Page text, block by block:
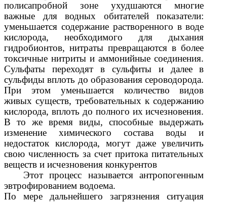
полисапробной зоне ухудшаются многие
важные для водных обитателей показатели:
уменьшается содержание растворенного в воде
кислорода, необходимого для дыхания
гидробионтов, нитраты превращаются в более
токсичные нитриты и аммонийные соединения.
Сульфаты переходят в сульфиты и далее в
сульфиды вплоть до образования сероводорода.
При этом уменьшается количество видов
живых существ, требовательных к содержанию
кислорода, вплоть до полного их исчезновения.
В то же время виды, способные выдержать
изменение химического состава воды и
недостаток кислорода, могут даже увеличить
свою численность за счет притока питательных
веществ и исчезновения конкурентов
Этот процесс называется антропогенным
эвтрофированием водоема.
По мере дальнейшего загрязнения ситуация